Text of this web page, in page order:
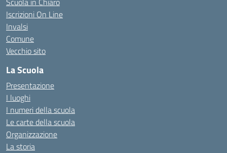
Iscrizioni On Line
Invalsi
Comune
Vecchio sito
La Scuola
Presentazione
I luoghi
I numeri della scuola
Le carte della scuola
Organizzazione
La storia